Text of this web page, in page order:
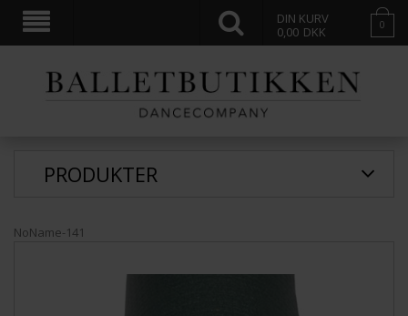
DIN KURV
0,00 DKK 0
PRODUKTER
NoName-141